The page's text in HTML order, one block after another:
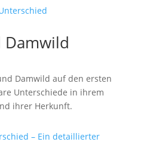
Damwild
Damwild auf den ersten
Unterschiede in ihrem
ihrer Herkunft.